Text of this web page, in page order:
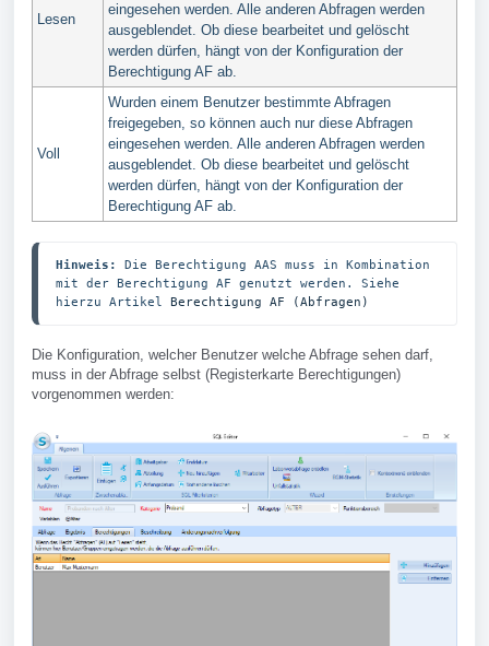
Lesen
eingesehen werden. Alle anderen Abfragen werden
ausgeblendet. Ob diese bearbeitet und gelöscht
werden dürfen, hängt von der Konfiguration der
Berechtigung AF ab.
Voll
Wurden einem Benutzer bestimmte Abfragen
freigegeben, so können auch nur diese Abfragen
eingesehen werden. Alle anderen Abfragen werden
ausgeblendet. Ob diese bearbeitet und gelöscht
werden dürfen, hängt von der Konfiguration der
Berechtigung AF ab.
Hinweis:
Die Berechtigung AAS muss in Kombination
mit der Berechtigung AF genutzt werden. Siehe
hierzu Artikel Berechtigung AF (Abfragen)
Die Konfiguration, welcher Benutzer welche Abfrage sehen darf,
muss in der Abfrage selbst (Registerkarte Berechtigungen)
vorgenommen werden: